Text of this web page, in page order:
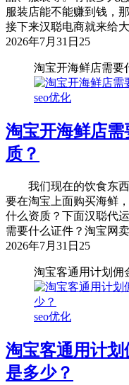
服装店能不能赚到钱，
接下来汉聪电商就来给
2026年7月31日 25
淘宝开海鲜店需要
seo优化
淘宝开海鲜店
质？
我们现在的饮食东西
要在淘宝上面购买海鲜
什么资质？下面汉聪
需要什么证件？淘宝网
2026年7月31日 25
淘宝客通用计划佣
seo优化
淘宝客通用计
是多少？